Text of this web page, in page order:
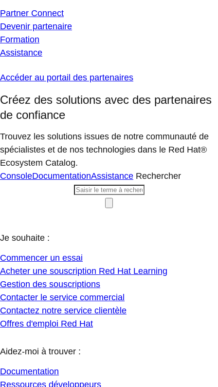
Partner Connect
Devenir partenaire
Formation
Assistance
Accéder au portail des partenaires
Créez des solutions avec des partenaires
de confiance
Trouvez les solutions issues de notre communauté de
spécialistes et de nos technologies dans le Red Hat®
Ecosystem Catalog.
ConsoleDocumentationAssistance Rechercher
Je souhaite :
Commencer un essai
Acheter une souscription Red Hat Learning
Gestion des souscriptions
Contacter le service commercial
Contactez notre service clientèle
Offres d'emploi Red Hat
Aidez-moi à trouver :
Documentation
Ressources développeurs